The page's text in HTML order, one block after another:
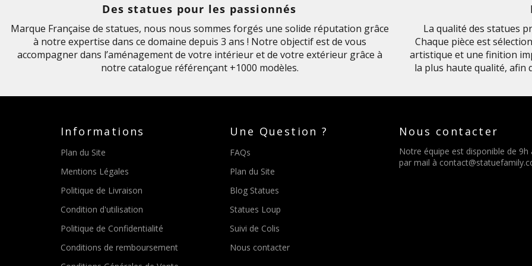
Des statues pour les passionnés
Marque Française de statues, nous nous sommes forgés une solide réputation grâce
à notre expertise dans ce domaine depuis 3 ans ! Notre objectif est de vous
accompagner dans l’aménagement de votre intérieur et de votre extérieur grâce à
notre catalogue référençant +1000 modèles.
La qualité des statues
Chaque pièce est
artistique et une finition
la plus haute qualité, afin
Informations
Plan du Site
Mentions Légales
Politique de Livraison
Condition d'utilisation
Politique de Confidentialité
Conditions de remboursement
Une Question ?
FAQs
Plan du Site
Blog Statues
Statues Loup
Suivi de Colis
Nous contacter
Nous contacter
Notre équipe est disponible de 9h
par mail à